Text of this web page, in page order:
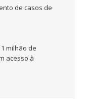
de casos de
milhão de
acesso à